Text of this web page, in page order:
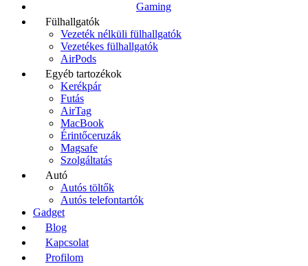
Gaming
Fülhallgatók
Vezeték nélküli fülhallgatók
Vezetékes fülhallgatók
AirPods
Egyéb tartozékok
Kerékpár
Futás
AirTag
MacBook
Érintőceruzák
Magsafe
Szolgáltatás
Autó
Autós töltők
Autós telefontartók
Gadget
Blog
Kapcsolat
Profilom